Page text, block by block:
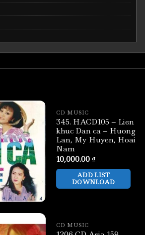
CD MUSIC
345. HACD105 – Lien
khuc Dan ca – Huong
Lan, My Huyen, Hoai
Nam
10,000.00₫
ADD LIST
DOWNLOAD
CD MUSIC